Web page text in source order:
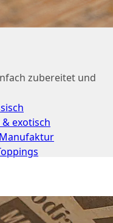
exotisch
Manufaktur
zubereitet und